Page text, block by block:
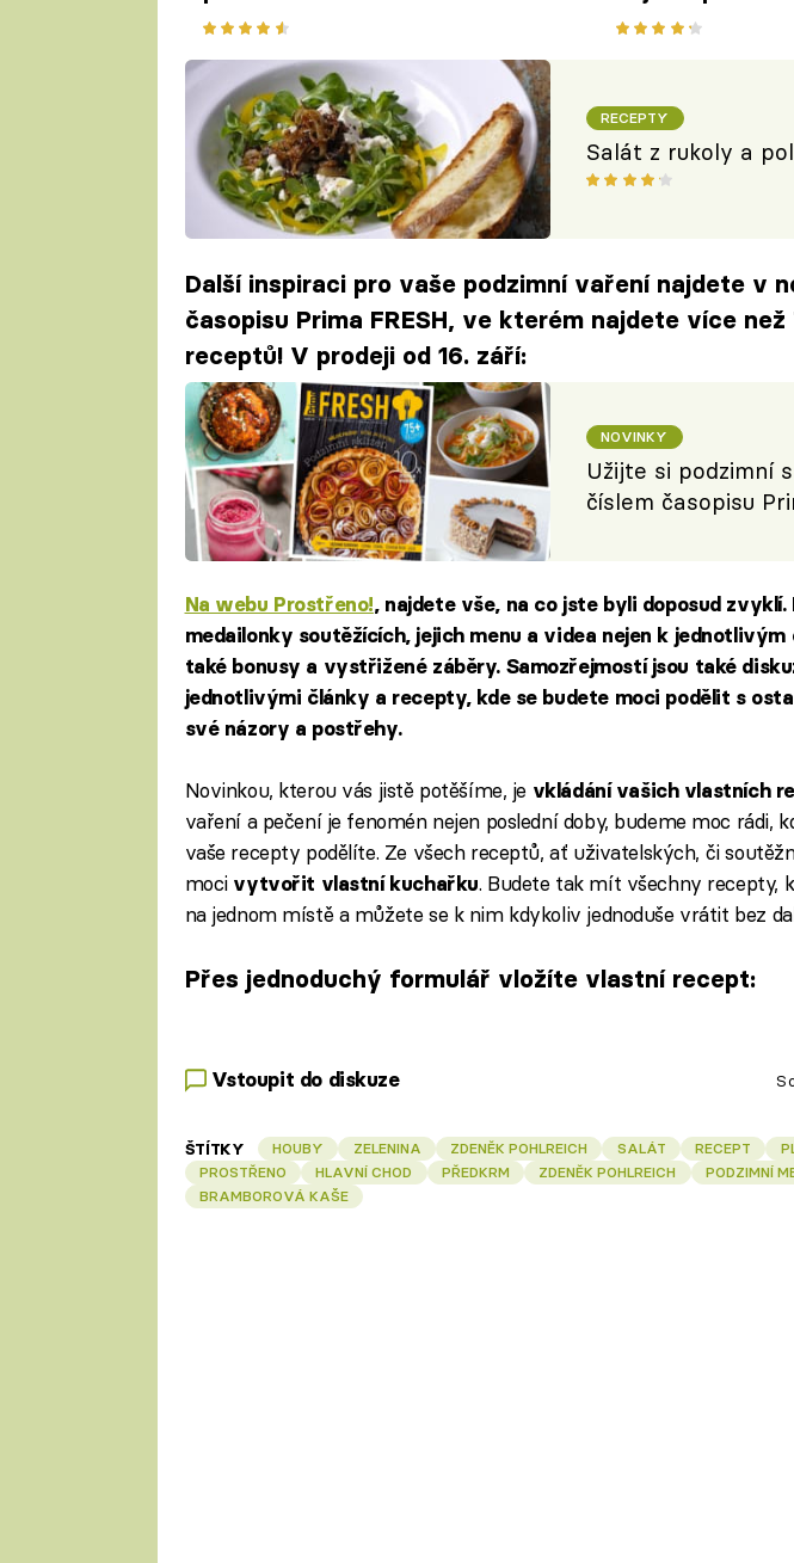
RECEPTY
Salát z rukoly a
Další inspiraci pro vaše podzimní vaření najdete v
časopisu Prima FRESH, ve kterém najdete více
receptů! V prodeji od 16. září:
NOVINKY
Užijte si podzimní
číslem časopisu
Na webu Prostřeno!, najdete vše, na co jste byli doposud zvyklí.
medailonky soutěžících, jejich menu a videa nejen k jednotlivým
také bonusy a vystřižené záběry. Samozřejmostí jsou také
jednotlivými články a recepty, kde se budete moci podělit s
své názory a postřehy.
Novinkou, kterou vás jistě potěšíme, je vkládání vašich vlastních
vaření a pečení je fenomén nejen poslední doby, budeme moc rádi,
vaše recepty podělíte. Ze všech receptů, ať uživatelských, či
moci vytvořit vlastní kuchařku. Budete tak mít všechny recepty,
na jednom místě a můžete se k nim kdykoliv jednoduše vrátit bez
Přes jednoduchý formulář vložíte vlastní recept:
Vstoupit do diskuze
ŠTÍTKY HOUBY ZELENINA ZDENĚK POHLREICH SALÁT RECEPT
PROSTŘENO
HLAVNÍ CHOD PŘEDKRM ZDENĚK POHLREICH
PODZIMNÍ
BRAMBOROVÁ KAŠE